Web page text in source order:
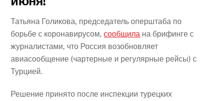
Татьяна Голикова, председатель оперштаба по
борьбе с коронавирусом,сообщила на брифинге с
журналистами, что Россия возобновляет
авиасообщение (чартерные и регулярные рейсы) с
Турцией.
Решение принято после инспекции турецких